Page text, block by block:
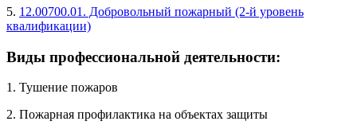
5. 12.00700.01. Добровольный пожарный (2-й уровень
квалификации)
Виды профессиональной деятельности:
1. Тушение пожаров
2. Пожарная профилактика на объектах защиты